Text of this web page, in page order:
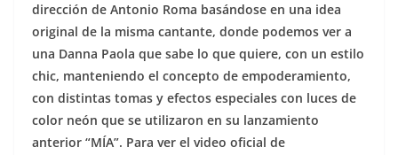
dirección de Antonio Roma basándose en una idea
original de la misma cantante, donde podemos ver a
una Danna Paola que sabe lo que quiere, con un estilo
chic, manteniendo el concepto de empoderamiento,
con distintas tomas y efectos especiales con luces de
color neón que se utilizaron en su lanzamiento
anterior “MÍA”. Para ver el video oficial de